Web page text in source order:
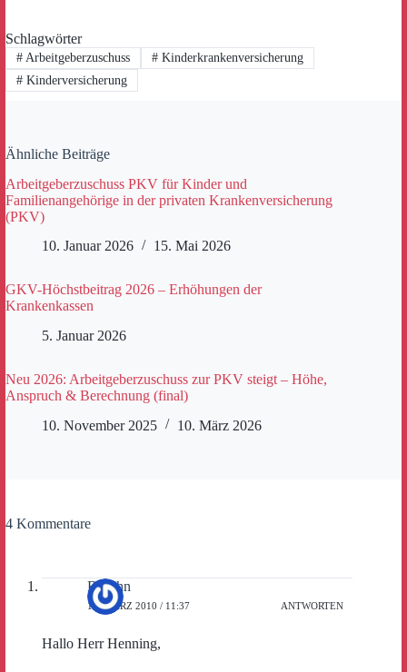
Schlagwörter
#Arbeitgeberzuschuss #Kinderkrankenversicherung
#Kinderversicherung
Ähnliche Beiträge
Arbeitgeberzuschuss PKV für Kinder und
Familienangehörige in der privaten Krankenversicherung
(PKV)
10. Januar 2026
15. Mai 2026
GKV-Höchstbeitrag 2026 – Erhöhungen der
Krankenkassen
5. Januar 2026
Neu 2026: Arbeitgeberzuschuss zur PKV steigt – Höhe,
Anspruch & Berechnung (final)
10. November 2025
10. März 2026
4 Kommentare
B. Jahn
15. MÄRZ 2010 / 11:37 ANTWORTEN
Hallo Herr Henning,